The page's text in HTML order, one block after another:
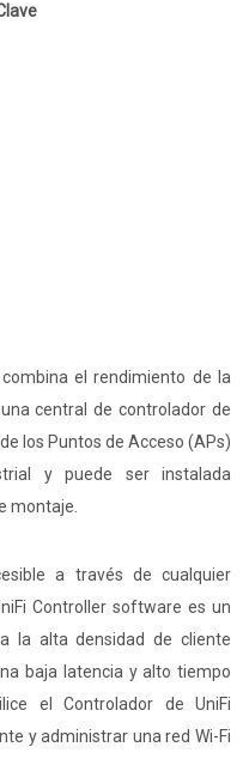
el rendimiento de la
central de controlador de
los Puntos de Acceso (APs)
y puede ser instalada
montaje.
a través de cualquier
Controller software es un
la alta densidad de cliente
baja latencia y alto tiempo
el Controlador de UniFi
y administrar una red Wi-Fi